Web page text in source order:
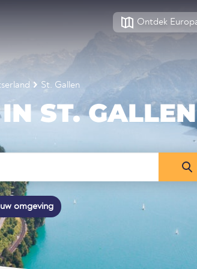
Ontdek
St. Gallen
ST. GALLEN
omgeving